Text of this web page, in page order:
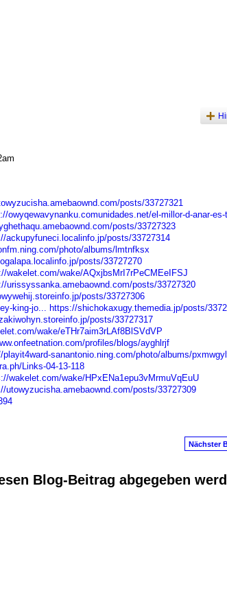
posts/33727321
owyqewavynanku.comunidades.net/el-millor-d-anar-es-
posts/33727323
ackupyfuneci.localinfo.jp/posts/33727314
photo/albums/lmtnfksx
posts/33727270
wakelet.com/wake/AQxjbsMrI7rPeCMEeIFSJ
urissyssanka.amebaownd.com/posts/33727320
posts/33727306
king-jo... https://shichokaxugy.themedia.jp/posts/
posts/33727317
wake/eTHr7aim3rLAf8BlSVdVP
profiles/blogs/ayghlrjf
playit4ward-sanantonio.ning.com/photo/albums/
Links-04-13-118
wakelet.com/wake/HPxENa1epu3vMrmuVqEuU
utowyzucisha.amebaownd.com/posts/33727309
Nächster
Blog-Beitrag abgegeben